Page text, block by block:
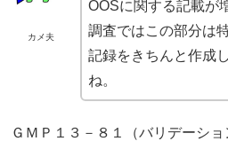
カメ夫
OOSに関する記載が
調査ではこの部分は
記録をきちんと作成
ね。
ＧＭＰ１３－８１（バリデーショ